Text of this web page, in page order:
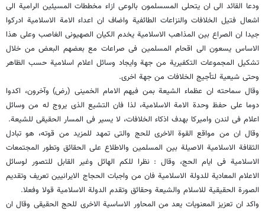
ودعا القائد الى ان یتحلى المسسلمون بالوعی ازاء مخططات المسیئین الرامیة الى
اشعال فتیل الخلافات والنزاعات الطائفیة واضاف ان اعداء الامة الاسلامیة ادرکوا
جیدا ان الصراع بین المذاهب الاسلامیة یخدم الکیان الصهیونی الغاصب وعلى هذا
الاساس یسعون الى اقحام المسلمین فی صراعات مع بعضهم البعض من خلال
تشکیل المجموعات التکفیریة من جهة وایجاد وسائل اعلام اسلامیة حسب الظاهر
وحتى شیعیة لتأجیج الخلافات من جهة اخرى.
وقال سماحته ان عظماء الشیعة بمن فیهم الامام الخمینی (رض) وآخرون، اکدوا
دوما على حفظ وحدة الامة الاسلامیة، لذا فان التشیع الذی یروج له من وسائل
اعلام فی لندن وامیرکا بهدف اذکاء الخلافات، لا یسیر فی المسار الحقیقی للشیعة.
وقال ان من مواقع القوة الاخرى للحج والتی تمهد للمزید من قوته، هو تبادل
الثقافة الاسلامیة الاصیلة بین المسلمین والاطلاع على الحقائق وتطور المجتمعات
الاسلامیة فی ایام الحج، وقال : نظرا للکم الهائل وغیر القابل للتصور لوسائل
الاعلام المعادیة للدولة الاسلامیة فان من واجبات الحجاج الایرانیین تعریف وتقدیم
الصورة الحقیقیة للاسلام والشیعة وحقائق وتقدم الدولة الاسلامیة قولا وفعلا.
واکد ان تعزیز المعنویات یعد من المحاور الاساسیة الاخرى للحج الحقیقی وقال ان